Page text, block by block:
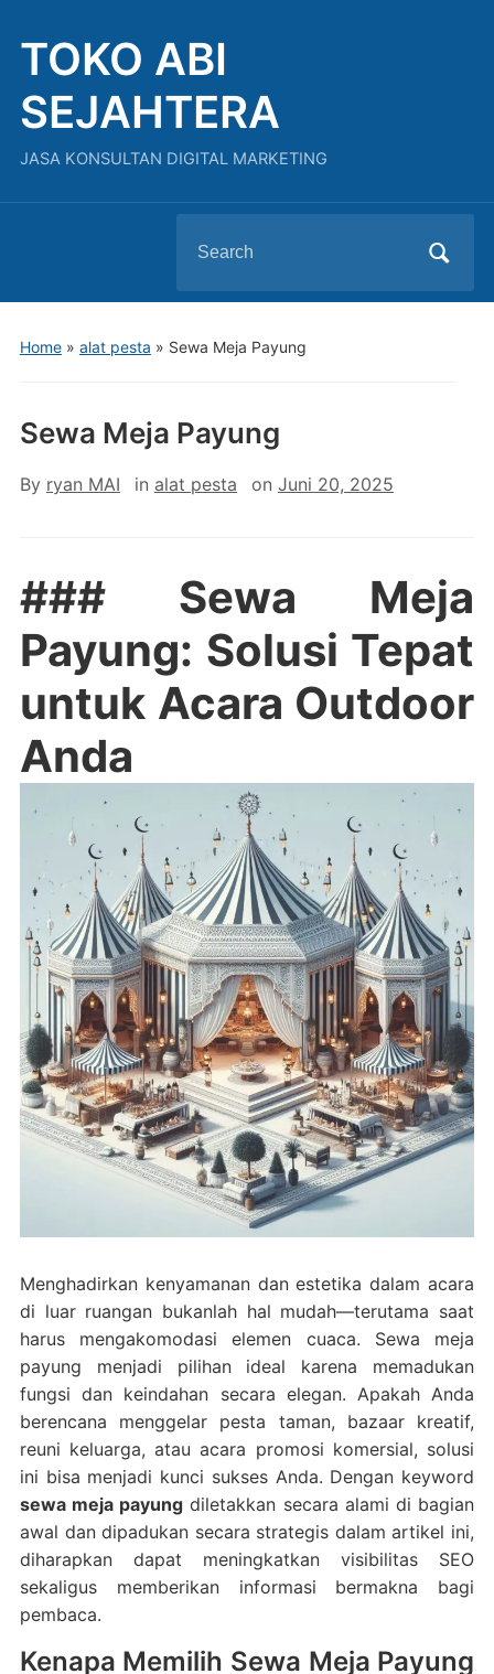
TOKO ABI
SEJAHTERA
JASA KONSULTAN DIGITAL MARKETING
for:
Home» alat pesta » Sewa Meja Payung
Sewa Meja Payung
By ryan MAI in alat pesta on Juni 20, 2025
### Sewa Meja
Payung: Solusi Tepat
untuk Acara Outdoor
Anda
Menghadirkan kenyamanan dan estetika dalam acara
di luar ruangan bukanlah hal mudah—terutama saat
harus mengakomodasi elemen cuaca. Sewa meja
payung menjadi pilihan ideal karena memadukan
fungsi dan keindahan secara elegan. Apakah Anda
berencana menggelar pesta taman, bazaar kreatif,
reuni keluarga, atau acara promosi komersial, solusi
ini bisa menjadi kunci sukses Anda. Dengan keyword
sewa meja payung diletakkan secara alami di bagian
awal dan dipadukan secara strategis dalam artikel ini,
diharapkan dapat meningkatkan visibilitas SEO
sekaligus memberikan informasi bermakna bagi
pembaca.
Kenapa Memilih Sewa Meja Payung